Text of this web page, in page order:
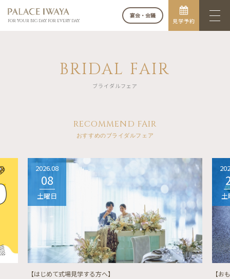
FOR YOUR BIG DAY. FOR EVERY DAY.
宴会・会議
見学予約
BRIDAL FAIR
ブライダルフェア
RECOMMEND FAIR
おすすめのブライダルフェア
2026.08
08
土曜日
【はじめて式場見学する方へ】
土
【お